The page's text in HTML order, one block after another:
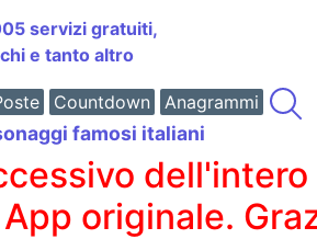
servizi gratuiti,
e tanto altro
Countdown Anagrammi
famosi italiani
originale.